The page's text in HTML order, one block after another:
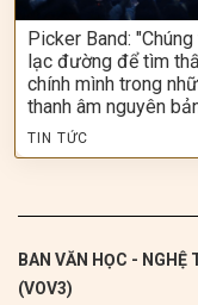
Picker Band:
lạc đường để tìm
chính mình trong
thanh âm nguyên
TIN TỨC
BAN VĂN HỌC - NGHỆ
(VOV3)